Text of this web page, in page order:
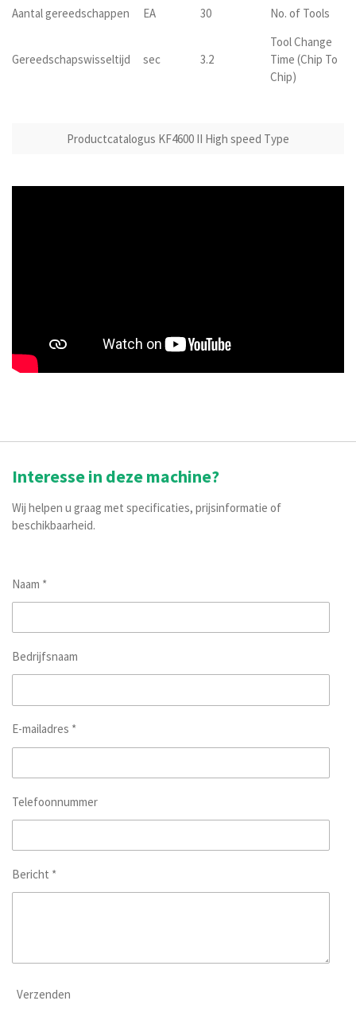
Aantal gereedschappen
EA 30 No. of Tools
Gereedschapswisseltijd sec 3.2
Tool Change
Time (Chip To
Chip)
Productcatalogus KF4600 II High speed Type
Interesse in deze machine?
Wij helpen u graag met specificaties, prijsinformatie of
beschikbaarheid.
Naam *
Bedrijfsnaam
E-mailadres *
Telefoonnummer
Bericht *
Verzenden